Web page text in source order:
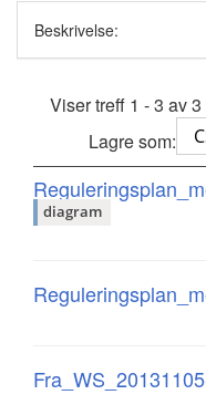
Beskrivelse:
Viser treff 1 - 3 av 3
Lagre som:
diagram